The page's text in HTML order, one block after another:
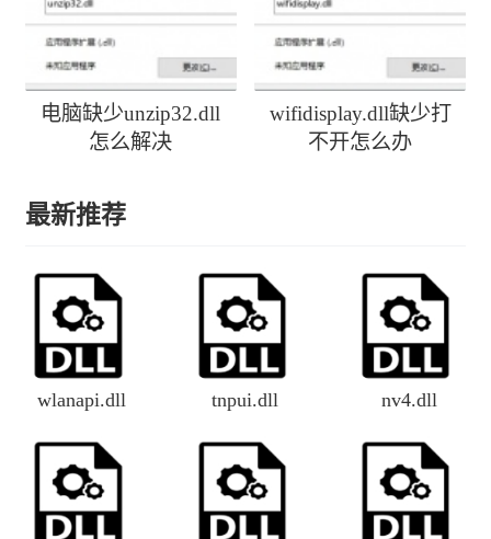
电脑缺少unzip32.dll
怎么解决
wifidisplay.dll缺少打
不开怎么办
最新推荐
wlanapi.dll tnpui.dll nv4.dll